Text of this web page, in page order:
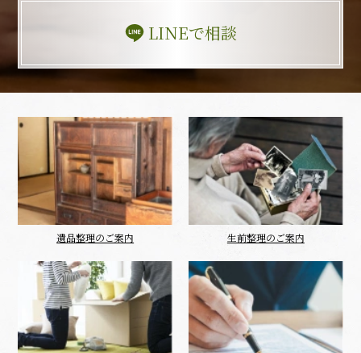
LINEで相談
遺品整理のご案内 生前整理のご案内